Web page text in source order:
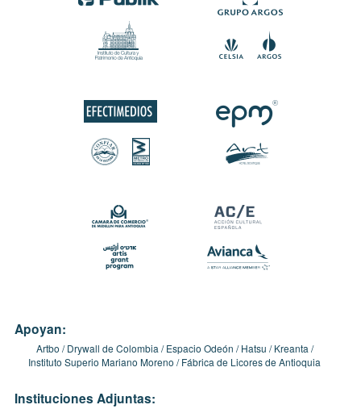
Apoyan:
Artbo Drywall de Colombia Espacio Odeón Hatsu
Kreanta
Instituto Superio Mariano Moreno
Fábrica de Licores de Antioquia
Instituciones Adjuntas: